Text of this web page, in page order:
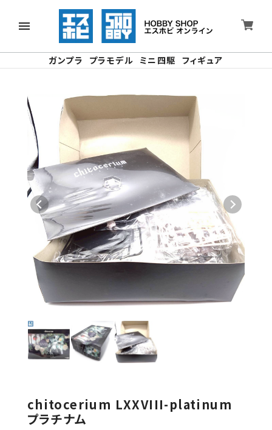
ガンプラ プラモデル ミニ四駆 フィギュア
chitocerium LXXVIII-platinum
プラチナム